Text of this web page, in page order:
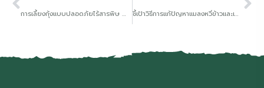
การเลี้ยงกุ้งแบบปลอดภัยไร้สารพิษ น้ำไม่หนืด เลนไม่เยอะ ชี้เป้าวิธีการแก้ปัญหาแมลงหวี่ข้าวและเพลี้ยระบาดอย่างรุนแรงในนาข้าว เกษตรกรหมดกังวลจุดคุ้มทุน ?